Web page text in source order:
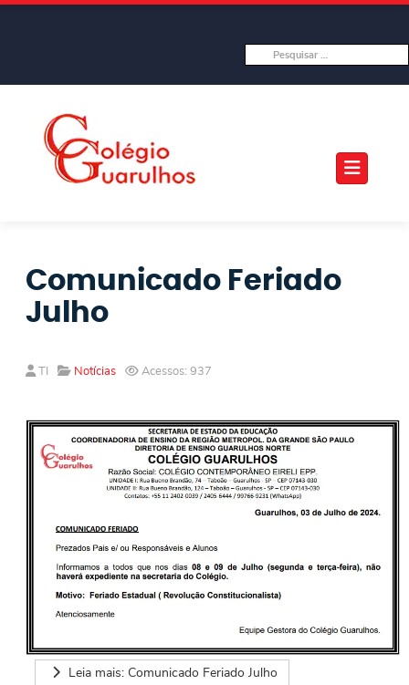
Comunicado Feriado
Julho
TI Notícias Acessos: 937
Leia mais: Comunicado Feriado Julho